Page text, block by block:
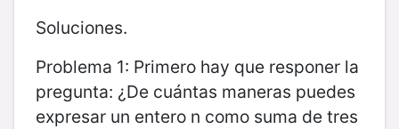
Soluciones.
Problema 1: Primero hay que responer la
pregunta: ¿De cuántas maneras puedes
expresar un entero n como suma de tres